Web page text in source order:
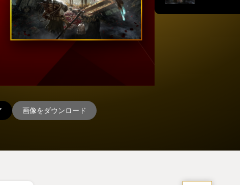
画像をダウンロード